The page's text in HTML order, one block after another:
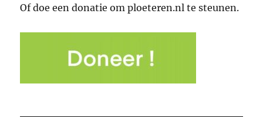
Of doe een donatie om ploeteren.nl te steunen.